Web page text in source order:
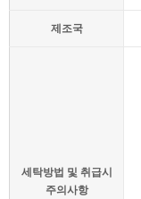
제조국
세탁방법 및 취급시
주의사항